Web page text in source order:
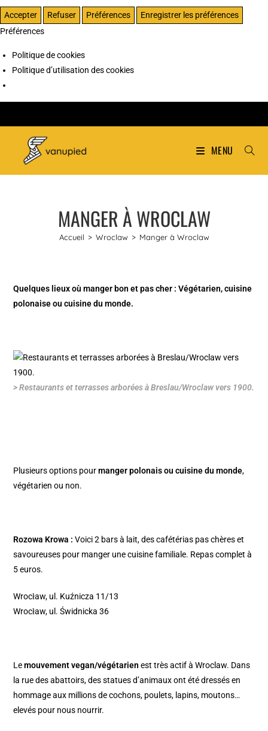
Accepter Refuser Préférences
Enregistrer les préférences
Préférences
Politique de cookies
Politique d’utilisation des cookies
MENU
MANGER À WROCLAW
Accueil > Wroclaw > Manger à Wroclaw
Quelques lieux où manger bon et pas cher : Végétarien, cuisine
polonaise ou cuisine du monde.
> Restaurants et terrasses arborées à Breslau/Wroclaw vers 1900.
Plusieurs options pourmanger polonais ou cuisine du monde,
végétarien ou non.
Rozowa Krowa :Voici 2 bars à lait, des cafétérias pas chères et
savoureuses pour manger une cuisine familiale. Repas complet à
5 euros.
Wrocław, ul. Kuźnicza 11/13
Wrocław, ul. Świdnicka 36
Lemouvement vegan/végétarien est très actif à Wroclaw. Dans
la rue des abattoirs, des statues d’animaux ont été dressés en
hommage aux millions de cochons, poulets, lapins, moutons…
elevés pour nous nourrir.